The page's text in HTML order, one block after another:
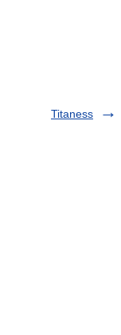
Titaness